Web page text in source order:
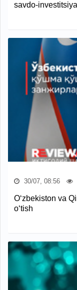
savdo-
30/07, 08:56
O‘zbekiston va
o‘tish